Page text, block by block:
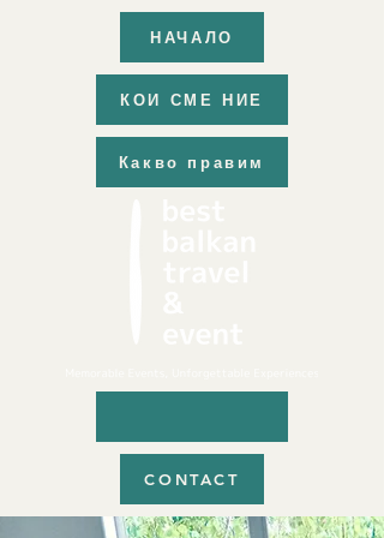
НАЧАЛО
КОИ СМЕ НИЕ
Какво правим
CONTACT